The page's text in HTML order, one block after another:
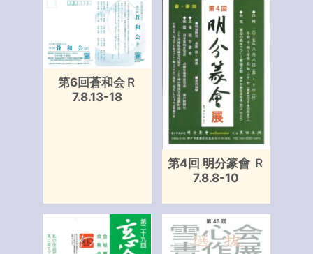
第6回蒼和会Ｒ
7.8.13-18
第4回 明分篆會 Ｒ
7.8.8-10